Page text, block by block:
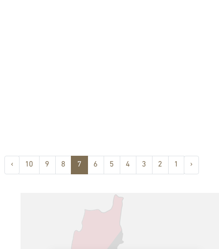
‹
1
2
3
4
5
6
7
8
9
10
›